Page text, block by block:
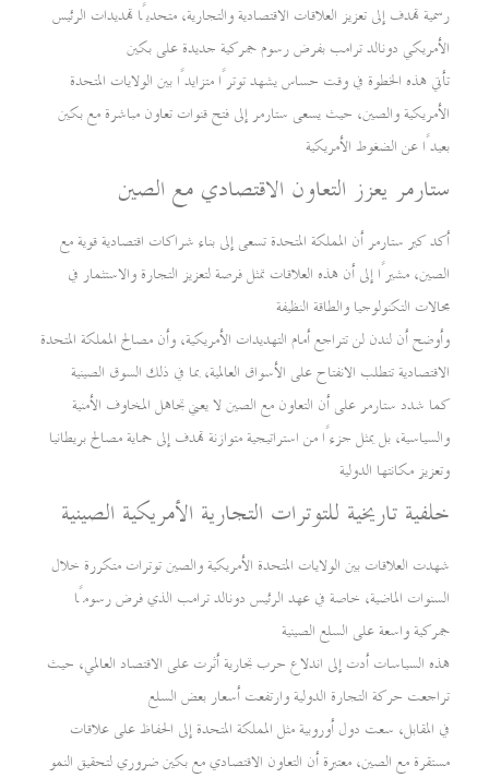
رسمية تهدف إلى تعزيز العلاقات الاقتصادية والتجارية، متحديًا تهديدات الرئيس
الأمريكي دونالد ترامب بفرض رسوم جمركية جديدة على بكين
تأتي هذه الخطوة في وقت حساس يشهد توترًا متزايدًا بين الولايات المتحدة
الأمريكية والصين، حيث يسعى ستارمر إلى فتح قنوات تعاون مباشرة مع بكين
بعيدًا عن الضغوط الأمريكية
ستارمر يعزز التعاون الاقتصادي مع الصين
أكد كير ستارمر أن المملكة المتحدة تسعى إلى بناء شراكات اقتصادية قوية مع
الصين، مشيرًا إلى أن هذه العلاقات تمثل فرصة لتعزيز التجارة والاستثمار في
مجالات التكنولوجيا والطاقة النظيفة
وأوضح أن لندن لن تتراجع أمام التهديدات الأمريكية، وأن مصالح المملكة المتحدة
الاقتصادية تتطلب الانفتاح على الأسواق العالمية، بما في ذلك السوق الصينية
كما شدد ستارمر على أن التعاون مع الصين لا يعني تجاهل المخاوف الأمنية
والسياسية، بل يمثل جزءًا من استراتيجية متوازنة تهدف إلى حماية مصالح بريطانيا
وتعزيز مكانتها الدولية
خلفية تاريخية للتوترات التجارية الأمريكية الصينية
شهدت العلاقات بين الولايات المتحدة الأمريكية والصين توترات متكررة خلال
السنوات الماضية، خاصة في عهد الرئيس دونالد ترامب الذي فرض رسومًا
جمركية واسعة على السلع الصينية
هذه السياسات أدت إلى اندلاع حرب تجارية أثرت على الاقتصاد العالمي، حيث
تراجعت حركة التجارة الدولية وارتفعت أسعار بعض السلع
في المقابل، سعت دول أوروبية مثل المملكة المتحدة إلى الحفاظ على علاقات
مستقرة مع الصين، معتبرة أن التعاون الاقتصادي مع بكين ضروري لتحقيق النمو